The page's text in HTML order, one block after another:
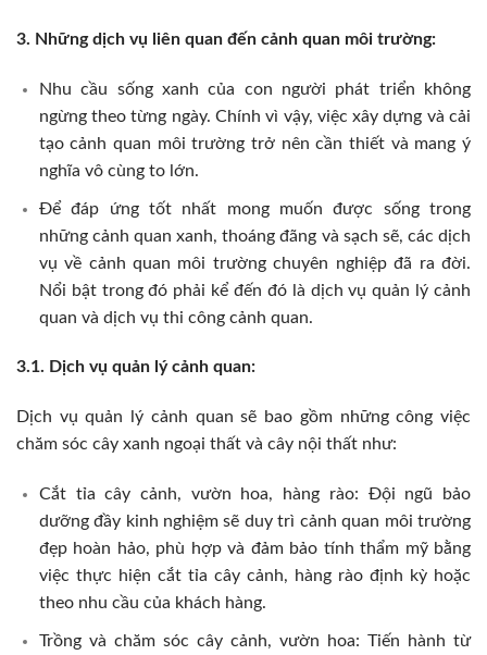
3. Những dịch vụ liên quan đến cảnh quan môi trường:
Nhu cầu sống xanh của con người phát triển không
ngừng theo từng ngày. Chính vì vậy, việc xây dựng và cải
tạo cảnh quan môi trường trở nên cần thiết và mang ý
nghĩa vô cùng to lớn.
Để đáp ứng tốt nhất mong muốn được sống trong
những cảnh quan xanh, thoáng đãng và sạch sẽ, các dịch
vụ về cảnh quan môi trường chuyên nghiệp đã ra đời.
Nổi bật trong đó phải kể đến đó là dịch vụ quản lý cảnh
quan và dịch vụ thi công cảnh quan.
3.1. Dịch vụ quản lý cảnh quan:
Dịch vụ quản lý cảnh quan sẽ bao gồm những công việc
chăm sóc cây xanh ngoại thất và cây nội thất như:
Cắt tỉa cây cảnh, vườn hoa, hàng rào: Đội ngũ bảo
dưỡng đầy kinh nghiệm sẽ duy trì cảnh quan môi trường
đẹp hoàn hảo, phù hợp và đảm bảo tính thẩm mỹ bằng
việc thực hiện cắt tỉa cây cảnh, hàng rào định kỳ hoặc
theo nhu cầu của khách hàng.
Trồng và chăm sóc cây cảnh, vườn hoa: Tiến hành từ